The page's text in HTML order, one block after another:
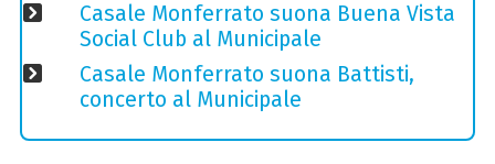
Casale Monferrato suona Buena Vista
Social Club al Municipale
Casale Monferrato suona Battisti,
concerto al Municipale